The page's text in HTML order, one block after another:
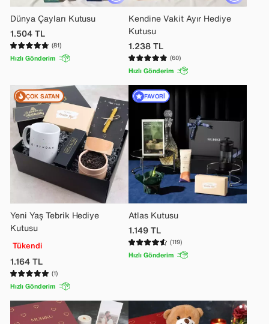
Dünya Çayları Kutusu
1.504TL
(81)
Hızlı Gönderim
Kendine Vakit Ayır Hediye
Kutusu
1.238TL
(60)
Hızlı Gönderim
Yeni Yaş Tebrik Hediye
Kutusu
Tükendi
1.164TL
(1)
ÇOK SATAN
Hızlı Gönderim
Atlas Kutusu
1.149TL
(119)
Hızlı Gönderim
FAVORI